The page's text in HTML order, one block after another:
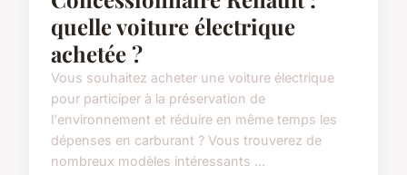
quelle voiture électrique
achetée ?
Vous souhaitez acheter une voiture électrique
pour participer à la préservation de
l'environnement et réduire en même temps les
dépenses en carburant ? Vous trouverez de
nombreux modèles intéressants ...